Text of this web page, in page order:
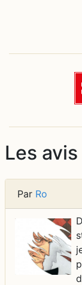
Les avis
Par Ro